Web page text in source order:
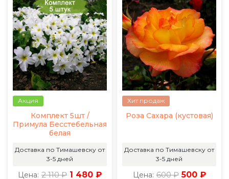
Акция
Комплект 5шт /
Примула Бесстебельная
белая
Доставка по Тимашевску от
3-5 дней
Цена: 2 110 ₽ 1 480 ₽
Хит продаж
Роза Сахара (кустовая)
Доставка по Тимашевску от
3-5 дней
Цена: 600 ₽ 500 ₽